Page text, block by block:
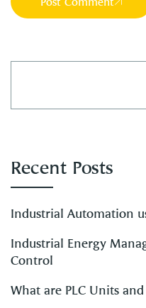
Recent Posts
Industrial Automation
Industrial Energy
Control
What are PLC Units